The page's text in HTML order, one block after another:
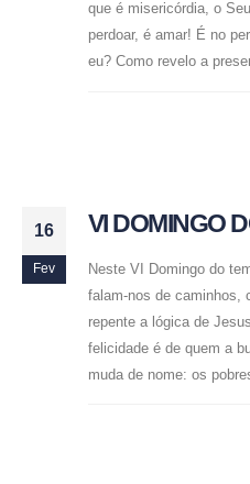
que é misericórdia, o
perdoar, é amar! É no
eu? Como revelo a
16
Fev
VI DOMINGO
Neste VI Domingo do
falam-nos de
repente a lógica de
felicidade é de quem a
muda de nome: os